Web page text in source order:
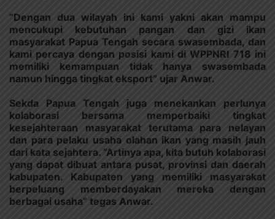
”Dengan dua wilayah ini kami yakni akan mampu
mencukupi kebutuhan pangan dan gizi ikan
masyarakat Papua Tengah secara swasembada, dan
kami percaya dengan posisi kami di WPPNRI 718 ini
memiliki kemampuan tidak hanya swasembada
namun hingga tingkat eksport” ujar Anwar.
Sekda Papua Tengah juga menekankan perlunya
kolaborasi bersama memperbaiki tingkat
kesejahteraan masyarakat terutama para nelayan
dan para pelaku usaha olahan ikan yang masih jauh
dari kata sejahtera. ”Artinya apa, kita butuh kolaborasi
yang dapat dibuat antara pusat, provinsi dan daerah
kabupaten. Kabupaten yang memiliki masyarakat
berpeluang memberdayakan mereka dengan
berbagai usaha” tegas Anwar.